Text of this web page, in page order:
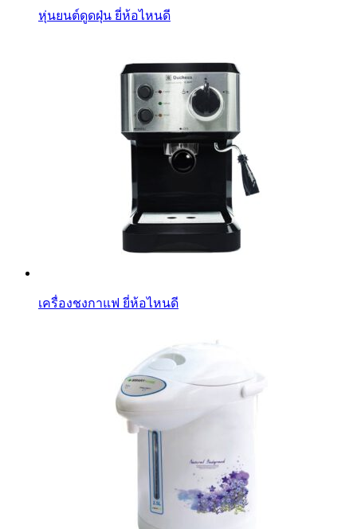
หุ่นยนต์ดูดฝุ่น ยี่ห้อไหนดี
เครื่องชงกาแฟ ยี่ห้อไหนดี